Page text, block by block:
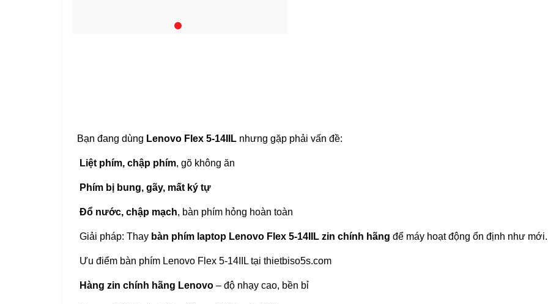
Bạn đang dùng Lenovo Flex 5-14IIL nhưng gặp phải vấn đề:
Liệt phím, chập phím, gõ không ăn
Phím bị bung, gãy, mất ký tự
Đổ nước, chập mạch, bàn phím hỏng hoàn toàn
Giải pháp: Thay bàn phím laptop Lenovo Flex 5-14IIL zin chính hãng để máy hoạt động ổn định như mới.
Ưu điểm bàn phím Lenovo Flex 5-14IIL tại thietbiso5s.com
Hàng zin chính hãng Lenovo – độ nhạy cao, bền bỉ